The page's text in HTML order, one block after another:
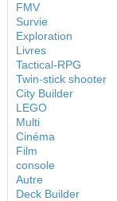
FMV
Survie
Exploration
Livres
Tactical-RPG
Twin-stick shooter
City Builder
LEGO
Multi
Cinéma
Film
console
Autre
Deck Builder